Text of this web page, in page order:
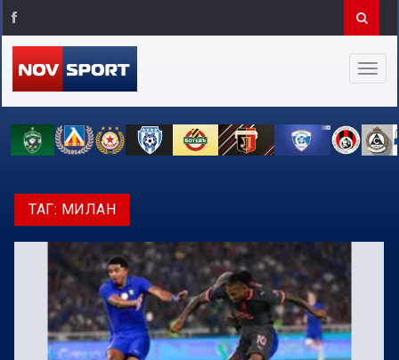
ТАГ: МИЛАН